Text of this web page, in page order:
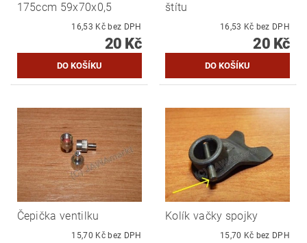
175ccm 59x70x0,5
16,53 Kč bez DPH
20 Kč
štítu
16,53 Kč bez DPH
20 Kč
Čepička ventilku
15,70 Kč bez DPH
Kolík vačky spojky
15,70 Kč bez DPH